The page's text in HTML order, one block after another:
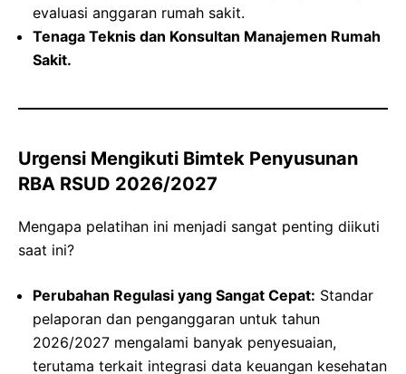
evaluasi anggaran rumah sakit.
Tenaga Teknis dan Konsultan Manajemen Rumah
Sakit.
Urgensi Mengikuti Bimtek Penyusunan
RBA RSUD 2026/2027
Mengapa pelatihan ini menjadi sangat penting diikuti
saat ini?
Perubahan Regulasi yang Sangat Cepat: Standar
pelaporan dan penganggaran untuk tahun
2026/2027 mengalami banyak penyesuaian,
terutama terkait integrasi data keuangan kesehatan